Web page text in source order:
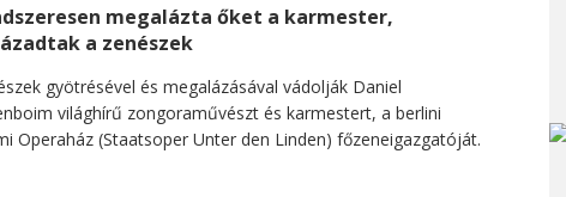
megalázta őket a karmester,
a zenészek
gyötrésével és megalázásával vádolják Daniel
világhírű zongoraművészt és karmestert, a berlini
Operaház (Staatsoper Unter den Linden) főzeneigazgatóját.